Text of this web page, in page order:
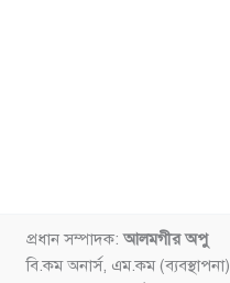
প্রধান সম্পাদক:আলমগীর অপু
বি.কম অনার্স, এম.কম (ব্যবস্থাপনা)